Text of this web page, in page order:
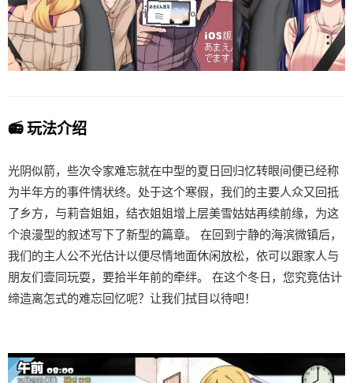
📻 玩法介绍
光阴似箭，些次令家难忘就在中型的夏日回归忆转眼间便已经称
为半年方的事件情状终。处于这个寒假，我们的主要人众又回抵
了乡方，与莉音姐姐，结衣姐姐增上层美雪姑姑再续前缘，为这
个浪漫型的叙述写下了新型的篇章。 在回到宁静的海滨微镇后，
我们的主人公不光估计以便尽情地面休闲放松，依可以跟家人与
朋友们壹同玩耍，要拾半年前的牵绊。 在这个冬日，您究竟估计
缔造离怎式的难忘回忆呢？让我们拭目以待吧！